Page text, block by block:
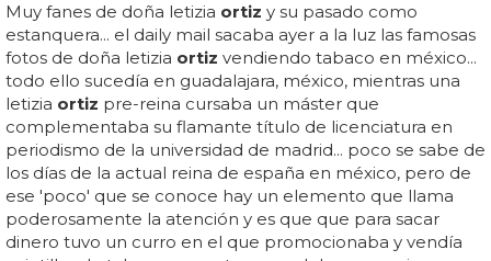
Muy fanes de doña letizia ortiz y su pasado como
estanquera... el daily mail sacaba ayer a la luz las famosas
fotos de doña letizia ortiz vendiendo tabaco en méxico...
todo ello sucedía en guadalajara, méxico, mientras una
letizia ortiz pre-reina cursaba un máster que
complementaba su flamante título de licenciatura en
periodismo de la universidad de madrid... poco se sabe de
los días de la actual reina de españa en méxico, pero de
ese 'poco' que se conoce hay un elemento que llama
poderosamente la atención y es que que para sacar
dinero tuvo un curro en el que promocionaba y vendía